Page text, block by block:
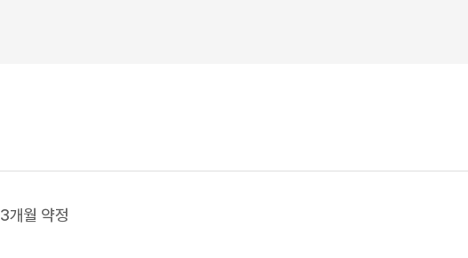
3개월 약정